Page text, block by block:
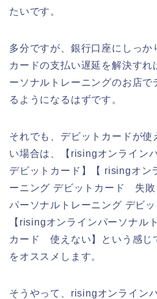
たいです。
多分ですが、銀行口座にしっか
カードの支払い遅延を解決す
ーソナルトレーニングのお店で
るようになるはずです。
それでも、デビットカードが使
い場合は、【risingオンライン
デビットカード】【 risingオン
ーニング デビットカード 失
パーソナルトレーニング デビ
【risingオンラインパーソナル
カード 使えない】という感じ
をオススメします。
そうやって、risingオンライン